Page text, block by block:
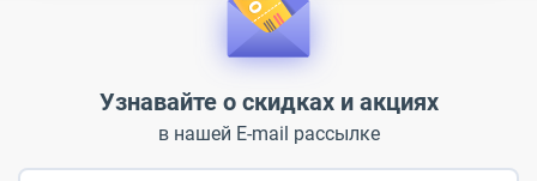
Узнавайте о скидках и акциях
в нашей E-mail рассылке